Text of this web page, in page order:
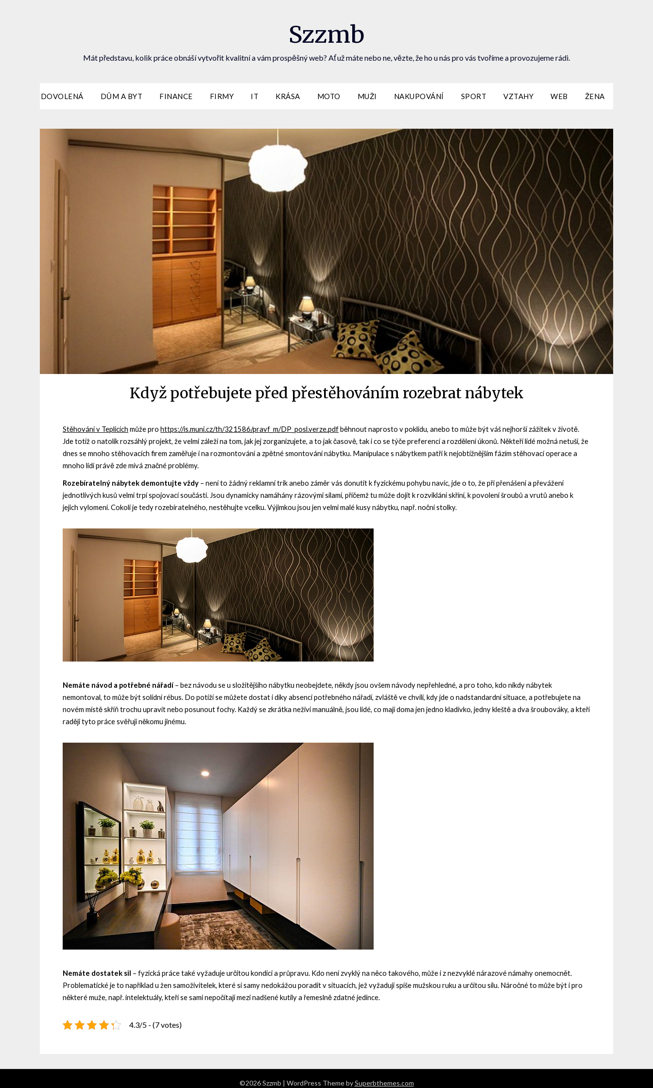
Szzmb
Mát představu, kolik práce obnáší vytvořit kvalitní a vám prospěšný web? Ať už máte nebo ne, vězte, že ho u nás pro vás tvoříme a provozujeme rádi.
DOVOLENÁ DŮM A BYT FINANCE FIRMY IT KRÁSA MOTO MUŽI NAKUPOVÁNÍ SPORT VZTAHY WEB ŽENA
Když potřebujete před přestěhováním rozebrat nábytek
Stěhování v Teplicích může prohttps://is.muni.cz/th/321586/pravf_m/DP_posl.verze.pdfběhnout naprosto v poklidu, anebo to může být váš nejhorší zážitek v životě.
Jde totiž o natolik rozsáhlý projekt, že velmi záleží na tom, jak jej zorganizujete, a to jak časově, tak i co se týče preferencí a rozdělení úkonů. Někteří lidé možná netuší, že
dnes se mnoho stěhovacích firem zaměřuje i na rozmontování a zpětné smontování nábytku. Manipulace s nábytkem patří k nejobtížnějším fázím stěhovací operace a
mnoho lidí právě zde mívá značné problémy.
Rozebíratelný nábytek demontujte vždy – není to žádný reklamní trik anebo záměr vás donutit k fyzickému pohybu navíc, jde o to, že při přenášení a převážení
jednotlivých kusů velmi trpí spojovací součásti. Jsou dynamicky namáhány rázovými silami, přičemž tu může dojít k rozviklání skříní, k povolení šroubů a vrutů anebo k
jejich vylomení. Cokoli je tedy rozebíratelného, nestěhujte vcelku. Výjimkou jsou jen velmi malé kusy nábytku, např. noční stolky.
Nemáte návod a potřebné nářadí– bez návodu se u složitějšího nábytku neobejdete, někdy jsou ovšem návody nepřehledné, a pro toho, kdo nikdy nábytek
nemontoval, to může být solidní rébus. Do potíží se můžete dostat i díky absenci potřebného nářadí, zvláště ve chvíli, kdy jde o nadstandardní situace, a potřebujete na
novém místě skříň trochu upravit nebo posunout fochy. Každý se zkrátka neživí manuálně, jsou lidé, co mají doma jen jedno kladívko, jedny kleště a dva šroubováky, a kteří
raději tyto práce svěřují někomu jinému.
Nemáte dostatek sil – fyzická práce také vyžaduje určitou kondici a průpravu. Kdo není zvyklý na něco takového, může i z nezvyklé nárazové námahy onemocnět.
Problematické je to například u žen samoživitelek, které si samy nedokážou poradit v situacích, jež vyžadují spíše mužskou ruku a určitou sílu. Náročné to může být i pro
některé muže, např. intelektuály, kteří se sami nepočítají mezi nadšené kutily a řemeslně zdatné jedince.
4.3/5 - (7 votes)
©2026 Szzmb | WordPress Theme bySuperbthemes.com